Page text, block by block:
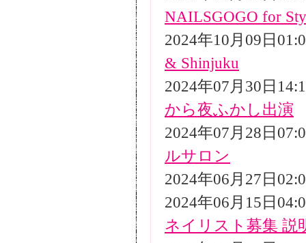
NAILSGOGO for
2024年10月09日
& Shinjuku
2024年07月30日
から夜ふかし出演
2024年07月28日
ルサロン
2024年06月27日
2024年06月15日
ネイリスト募集 説